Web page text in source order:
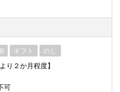
ギフト のし
り２か月程度】
可